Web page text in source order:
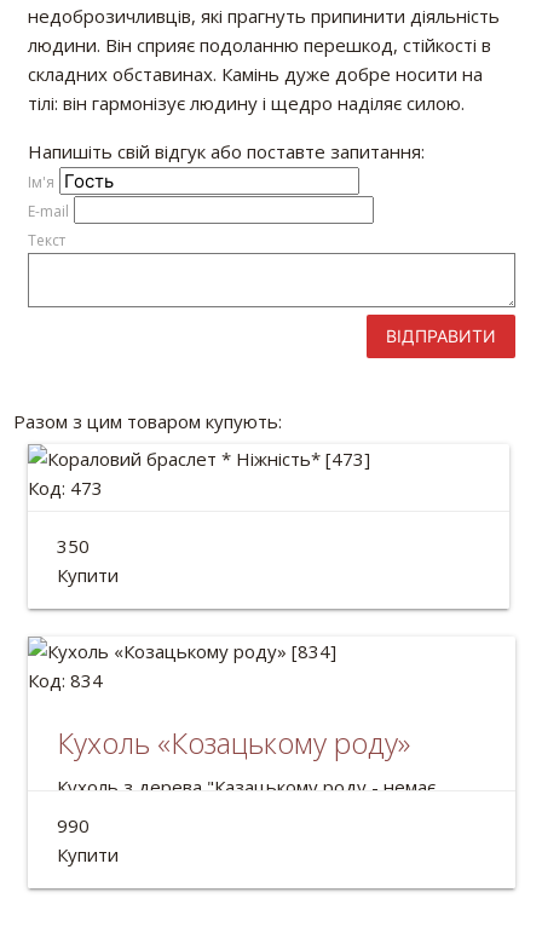
недоброзичливців, які прагнуть припинити діяльність
людини. Він сприяє подоланню перешкод, стійкості в
складних обставинах. Камінь дуже добре носити на
тілі: він гармонізує людину і щедро наділяє силою.
Напишіть свій відгук або поставте запитання:
Iм'я
E-mail
Текст
ВІДПРАВИТИ
Разом з цим товаром купують:
Код: 473
Кораловий браслет * Ніжність*
350
Купити
Код: 834
Кухоль «Козацькому роду»
Кухоль з дерева "Казацькому роду - немає
переводу"
Об'єм: 500мл
990
Купити